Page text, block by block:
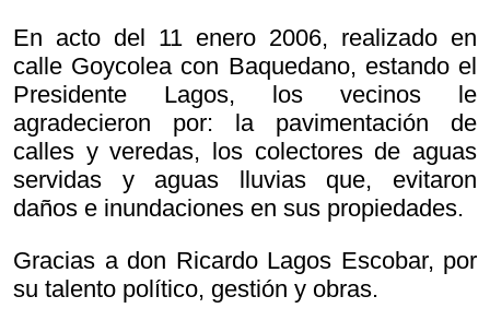
En acto del 11 enero 2006, realizado en
calle Goycolea con Baquedano, estando el
Presidente Lagos, los vecinos le
agradecieron por: la pavimentación de
calles y veredas, los colectores de aguas
servidas y aguas lluvias que, evitaron
daños e inundaciones en sus propiedades.
Gracias a don Ricardo Lagos Escobar, por
su talento político, gestión y obras.